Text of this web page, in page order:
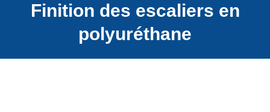
Finition des escaliers en
polyuréthane